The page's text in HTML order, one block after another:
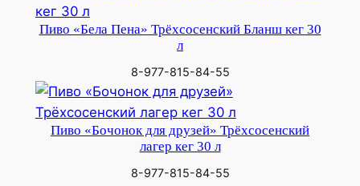
Пиво «Бела Пена» Трёхсосенский Бланш кег 30
л
8-977-815-84-55
Пиво «Бочонок для друзей» Трёхсосенский
лагер кег 30 л
8-977-815-84-55